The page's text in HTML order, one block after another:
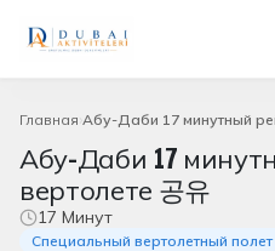
Главная Абу-Даби 17 минутный
Абу-Даби 17
вертолете 공유
17 Минут
Специальный вертолетный